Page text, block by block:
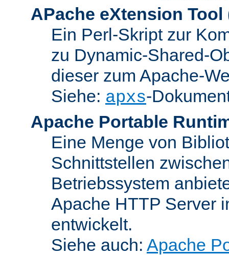
APache eXtension Tool
Ein Perl-Skript zur
zu Dynamic-Shared-
dieser zum Apache-
Siehe: apxs-
Apache Portable
Eine Menge von
Schnittstellen
Betriebssystem
Apache HTTP Server
entwickelt.
Siehe auch: Apache